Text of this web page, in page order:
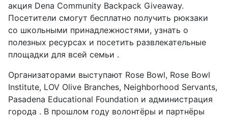
акция Dena Community Backpack Giveaway.
Посетители смогут бесплатно получить рюкзаки
со школьными принадлежностями, узнать о
полезных ресурсах и посетить развлекательные
площадки для всей семьи .
Организаторами выступают Rose Bowl, Rose Bowl
Institute, LOV Olive Branches, Neighborhood Servants,
Pasadena Educational Foundation и администрация
города . В прошлом году волонтёры и партнёры